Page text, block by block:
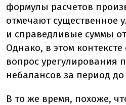
формулы расчетов
отмечают существенное
и справедливые суммы
Однако, в этом
вопрос урегулирования
небалансов за период до
В то же время, похоже,